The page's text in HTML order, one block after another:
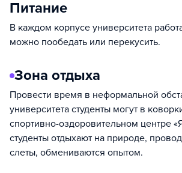
Питание
В каждом корпусе университета
можно пообедать или перекусить.
Зона отдыха
Провести время в неформальной
университета студенты могут в
спортивно-оздоровительном центре
студенты отдыхают на природе,
слеты, обмениваются опытом.